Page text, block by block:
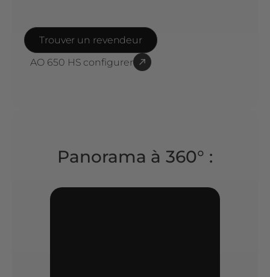
Trouver un revendeur
AO 650 HS configurer
Panorama à 360° :